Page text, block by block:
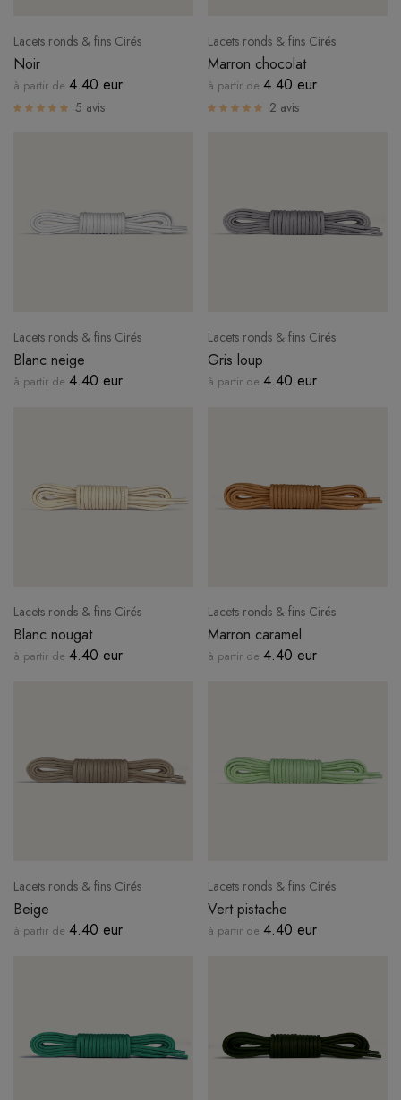
Lacets ronds & fins Cirés
Noir
à partir de 4.40 eur
5 avis
Lacets ronds & fins Cirés
Marron chocolat
à partir de 4.40 eur
2 avis
Lacets ronds & fins Cirés
Blanc neige
à partir de 4.40 eur
Lacets ronds & fins Cirés
Gris loup
à partir de 4.40 eur
Lacets ronds & fins Cirés
Blanc nougat
à partir de 4.40 eur
Lacets ronds & fins Cirés
Marron caramel
à partir de 4.40 eur
Lacets ronds & fins Cirés
Beige
à partir de 4.40 eur
Lacets ronds & fins Cirés
Vert pistache
à partir de 4.40 eur